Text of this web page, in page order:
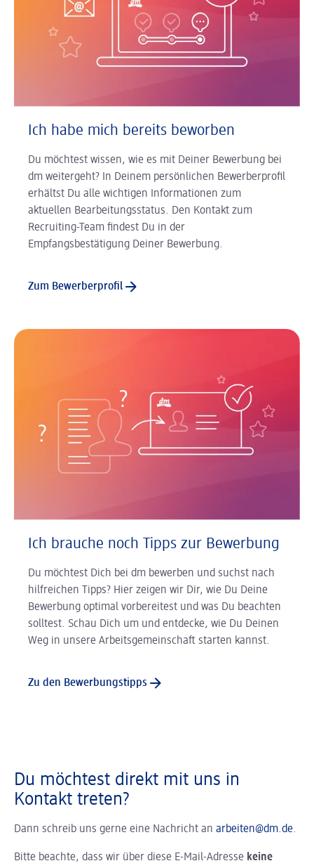
Ich habe mich bereits beworben
Du möchtest wissen, wie es mit Deiner Bewerbung bei
dm weitergeht? In Deinem persönlichen Bewerberprofil
erhältst Du alle wichtigen Informationen zum
aktuellen Bearbeitungsstatus. Den Kontakt zum
Recruiting-Team findest Du in der
Empfangsbestätigung Deiner Bewerbung.
Zum Bewerberprofil
Ich brauche noch Tipps zur Bewerbung
Du möchtest Dich bei dm bewerben und suchst nach
hilfreichen Tipps? Hier zeigen wir Dir, wie Du Deine
Bewerbung optimal vorbereitest und was Du beachten
solltest. Schau Dich um und entdecke, wie Du Deinen
Weg in unsere Arbeitsgemeinschaft starten kannst.
Zu den Bewerbungstipps
Du möchtest direkt mit uns in
Kontakt treten?
Dann schreib uns gerne eine Nachricht an arbeiten@dm.de.
Bitte beachte, dass wir über diese E-Mail-Adresse keine